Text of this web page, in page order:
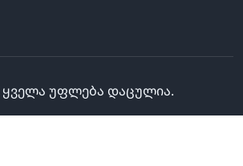
ყველა უფლება დაცულია.